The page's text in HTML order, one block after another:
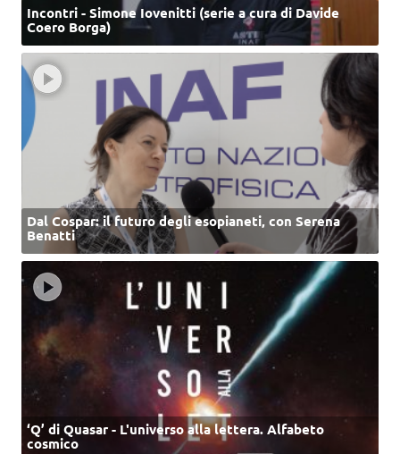
Incontri - Simone Iovenitti (serie a cura di Davide
Coero Borga)
Dal Cospar: il futuro degli esopianeti, con Serena
Benatti
‘Q’ di Quasar - L'universo alla lettera. Alfabeto
cosmico